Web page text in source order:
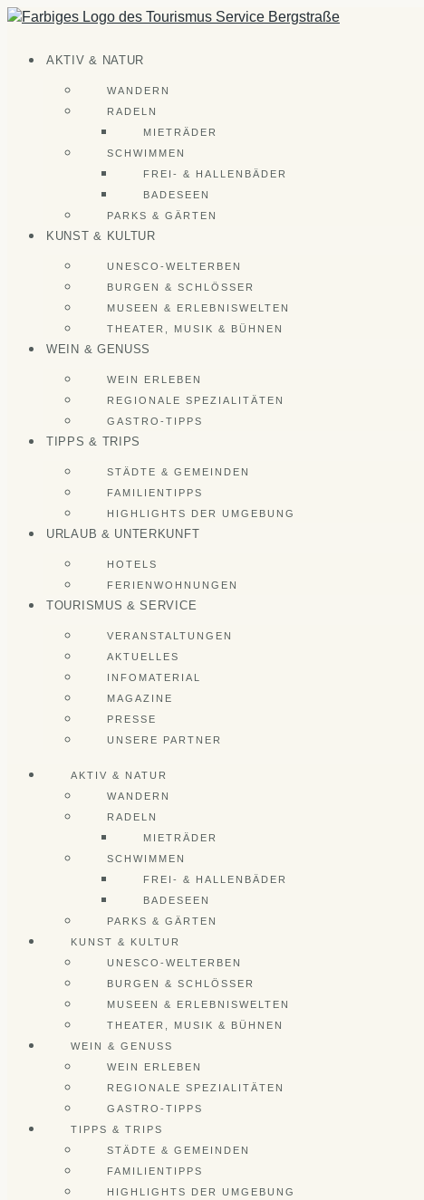
Zum
springenAKTIV & NATUR
WANDERN
RADELN
MIETRÄDER
SCHWIMMEN
FREI- & HALLENBÄDER
BADESEEN
PARKS & GÄRTEN
KUNST & KULTUR
UNESCO-WELTERBEN
BURGEN & SCHLÖSSER
MUSEEN & ERLEBNISWELTEN
THEATER, MUSIK & BÜHNEN
WEIN & GENUSS
WEIN ERLEBEN
REGIONALE SPEZIALITÄTEN
GASTRO-TIPPS
TIPPS & TRIPS
STÄDTE & GEMEINDEN
FAMILIENTIPPS
HIGHLIGHTS DER UMGEBUNG
URLAUB & UNTERKUNFT
HOTELS
FERIENWOHNUNGEN
TOURISMUS & SERVICE
VERANSTALTUNGEN
AKTUELLES
INFOMATERIAL
MAGAZINE
PRESSE
UNSERE PARTNER
AKTIV & NATUR
WANDERN
RADELN
MIETRÄDER
SCHWIMMEN
FREI- & HALLENBÄDER
BADESEEN
PARKS & GÄRTEN
KUNST & KULTUR
UNESCO-WELTERBEN
BURGEN & SCHLÖSSER
MUSEEN & ERLEBNISWELTEN
THEATER, MUSIK & BÜHNEN
WEIN & GENUSS
WEIN ERLEBEN
REGIONALE SPEZIALITÄTEN
GASTRO-TIPPS
TIPPS & TRIPS
STÄDTE & GEMEINDEN
FAMILIENTIPPS
HIGHLIGHTS DER UMGEBUNG